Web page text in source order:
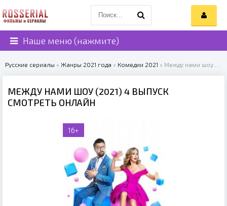
Наше меню (нажмите)
Русские сериалы » Жанры 2021 года » Комедии 2021 » Между нами шоу (2021)
МЕЖДУ НАМИ ШОУ (2021) 4 ВЫПУСК
СМОТРЕТЬ ОНЛАЙН
16+